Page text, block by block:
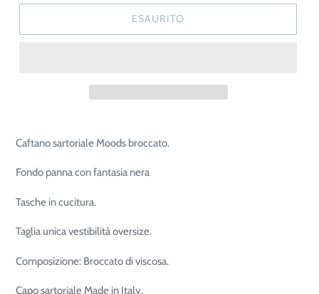
ESAURITO
Caftano sartoriale Moods broccato.
Fondo panna con fantasia nera
Tasche in cucitura.
Taglia unica vestibilità oversize.
Composizione: Broccato di viscosa.
Capo sartoriale Made in Italy.